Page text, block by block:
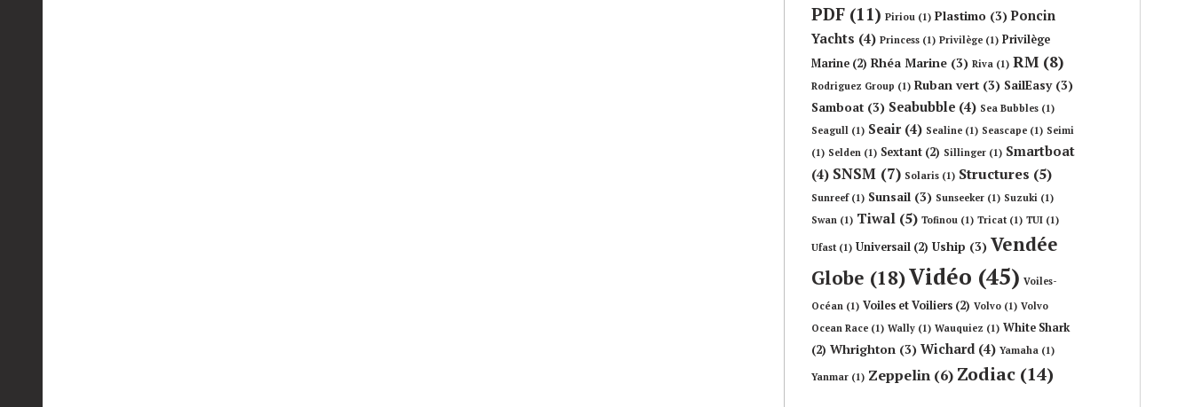
PDF (11) Piriou (1) Plastimo (3) Poncin
Yachts (4) Princess (1) Privilège (1) Privilège
Marine (2) Rhéa Marine (3) Riva (1) RM (8)
Rodriguez Group (1) Ruban vert (3) SailEasy(3)
Samboat (3) Seabubble (4) Sea Bubbles (1)
Seagull (1) Seair(4) Sealine (1) Seascape (1) Seimi
(1) Selden (1) Sextant (2) Sillinger (1) Smartboat
(4) SNSM (7) Solaris (1) Structures (5)
Sunreef(1) Sunsail (3) Sunseeker (1) Suzuki (1)
Swan (1) Tiwal (5) Tofinou (1) Tricat(1) TUI (1)
Ufast(1) Universail (2) Uship (3) Vendée
Globe (18)Vidéo (45) Voiles-
Océan (1) Voiles et Voiliers (2) Volvo (1) Volvo
Ocean Race (1) Wally (1) Wauquiez (1) White Shark
(2) Whrighton (3) Wichard(4) Yamaha (1)
Yanmar (1) Zeppelin (6) Zodiac (14)